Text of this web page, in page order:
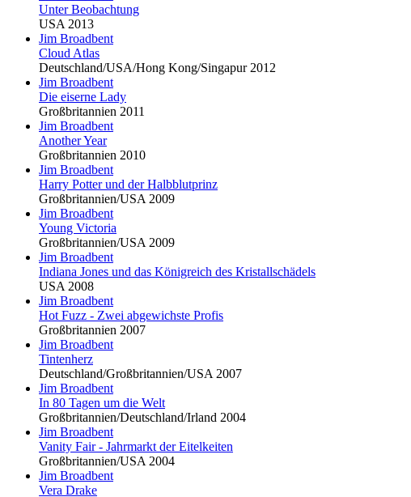
Unter Beobachtung
USA 2013
Jim Broadbent
Cloud Atlas
Deutschland/USA/Hong Kong/Singapur 2012
Jim Broadbent
Die eiserne Lady
Großbritannien 2011
Jim Broadbent
Another Year
Großbritannien 2010
Jim Broadbent
Harry Potter und der Halbblutprinz
Großbritannien/USA 2009
Jim Broadbent
Young Victoria
Großbritannien/USA 2009
Jim Broadbent
Indiana Jones und das Königreich des Kristallschädels
USA 2008
Jim Broadbent
Hot Fuzz - Zwei abgewichste Profis
Großbritannien 2007
Jim Broadbent
Tintenherz
Deutschland/Großbritannien/USA 2007
Jim Broadbent
In 80 Tagen um die Welt
Großbritannien/Deutschland/Irland 2004
Jim Broadbent
Vanity Fair - Jahrmarkt der Eitelkeiten
Großbritannien/USA 2004
Jim Broadbent
Vera Drake